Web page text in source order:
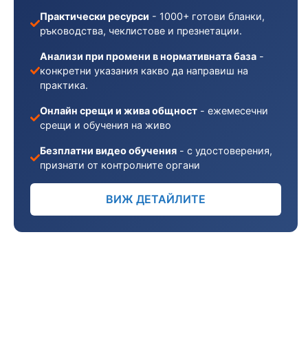
Практически ресурси - 1000+ готови бланки,
ръководства, чеклистове и презнетации.
Анализи при промени в нормативната база -
конкретни указания какво да направиш на
практика.
Онлайн срещи и жива общност - ежемесечни
срещи и обучения на живо
Безплатни видео обучения - с удостоверения,
признати от контролните органи
ВИЖ ДЕТАЙЛИТЕ